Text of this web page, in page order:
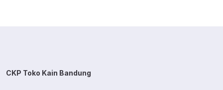
CKP Toko Kain Bandung